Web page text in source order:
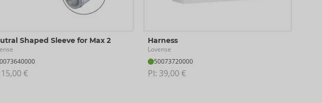
Shaped Sleeve for Max 2
15,00 €
Harness
Lovense
50073720000
PI: 39,00 €